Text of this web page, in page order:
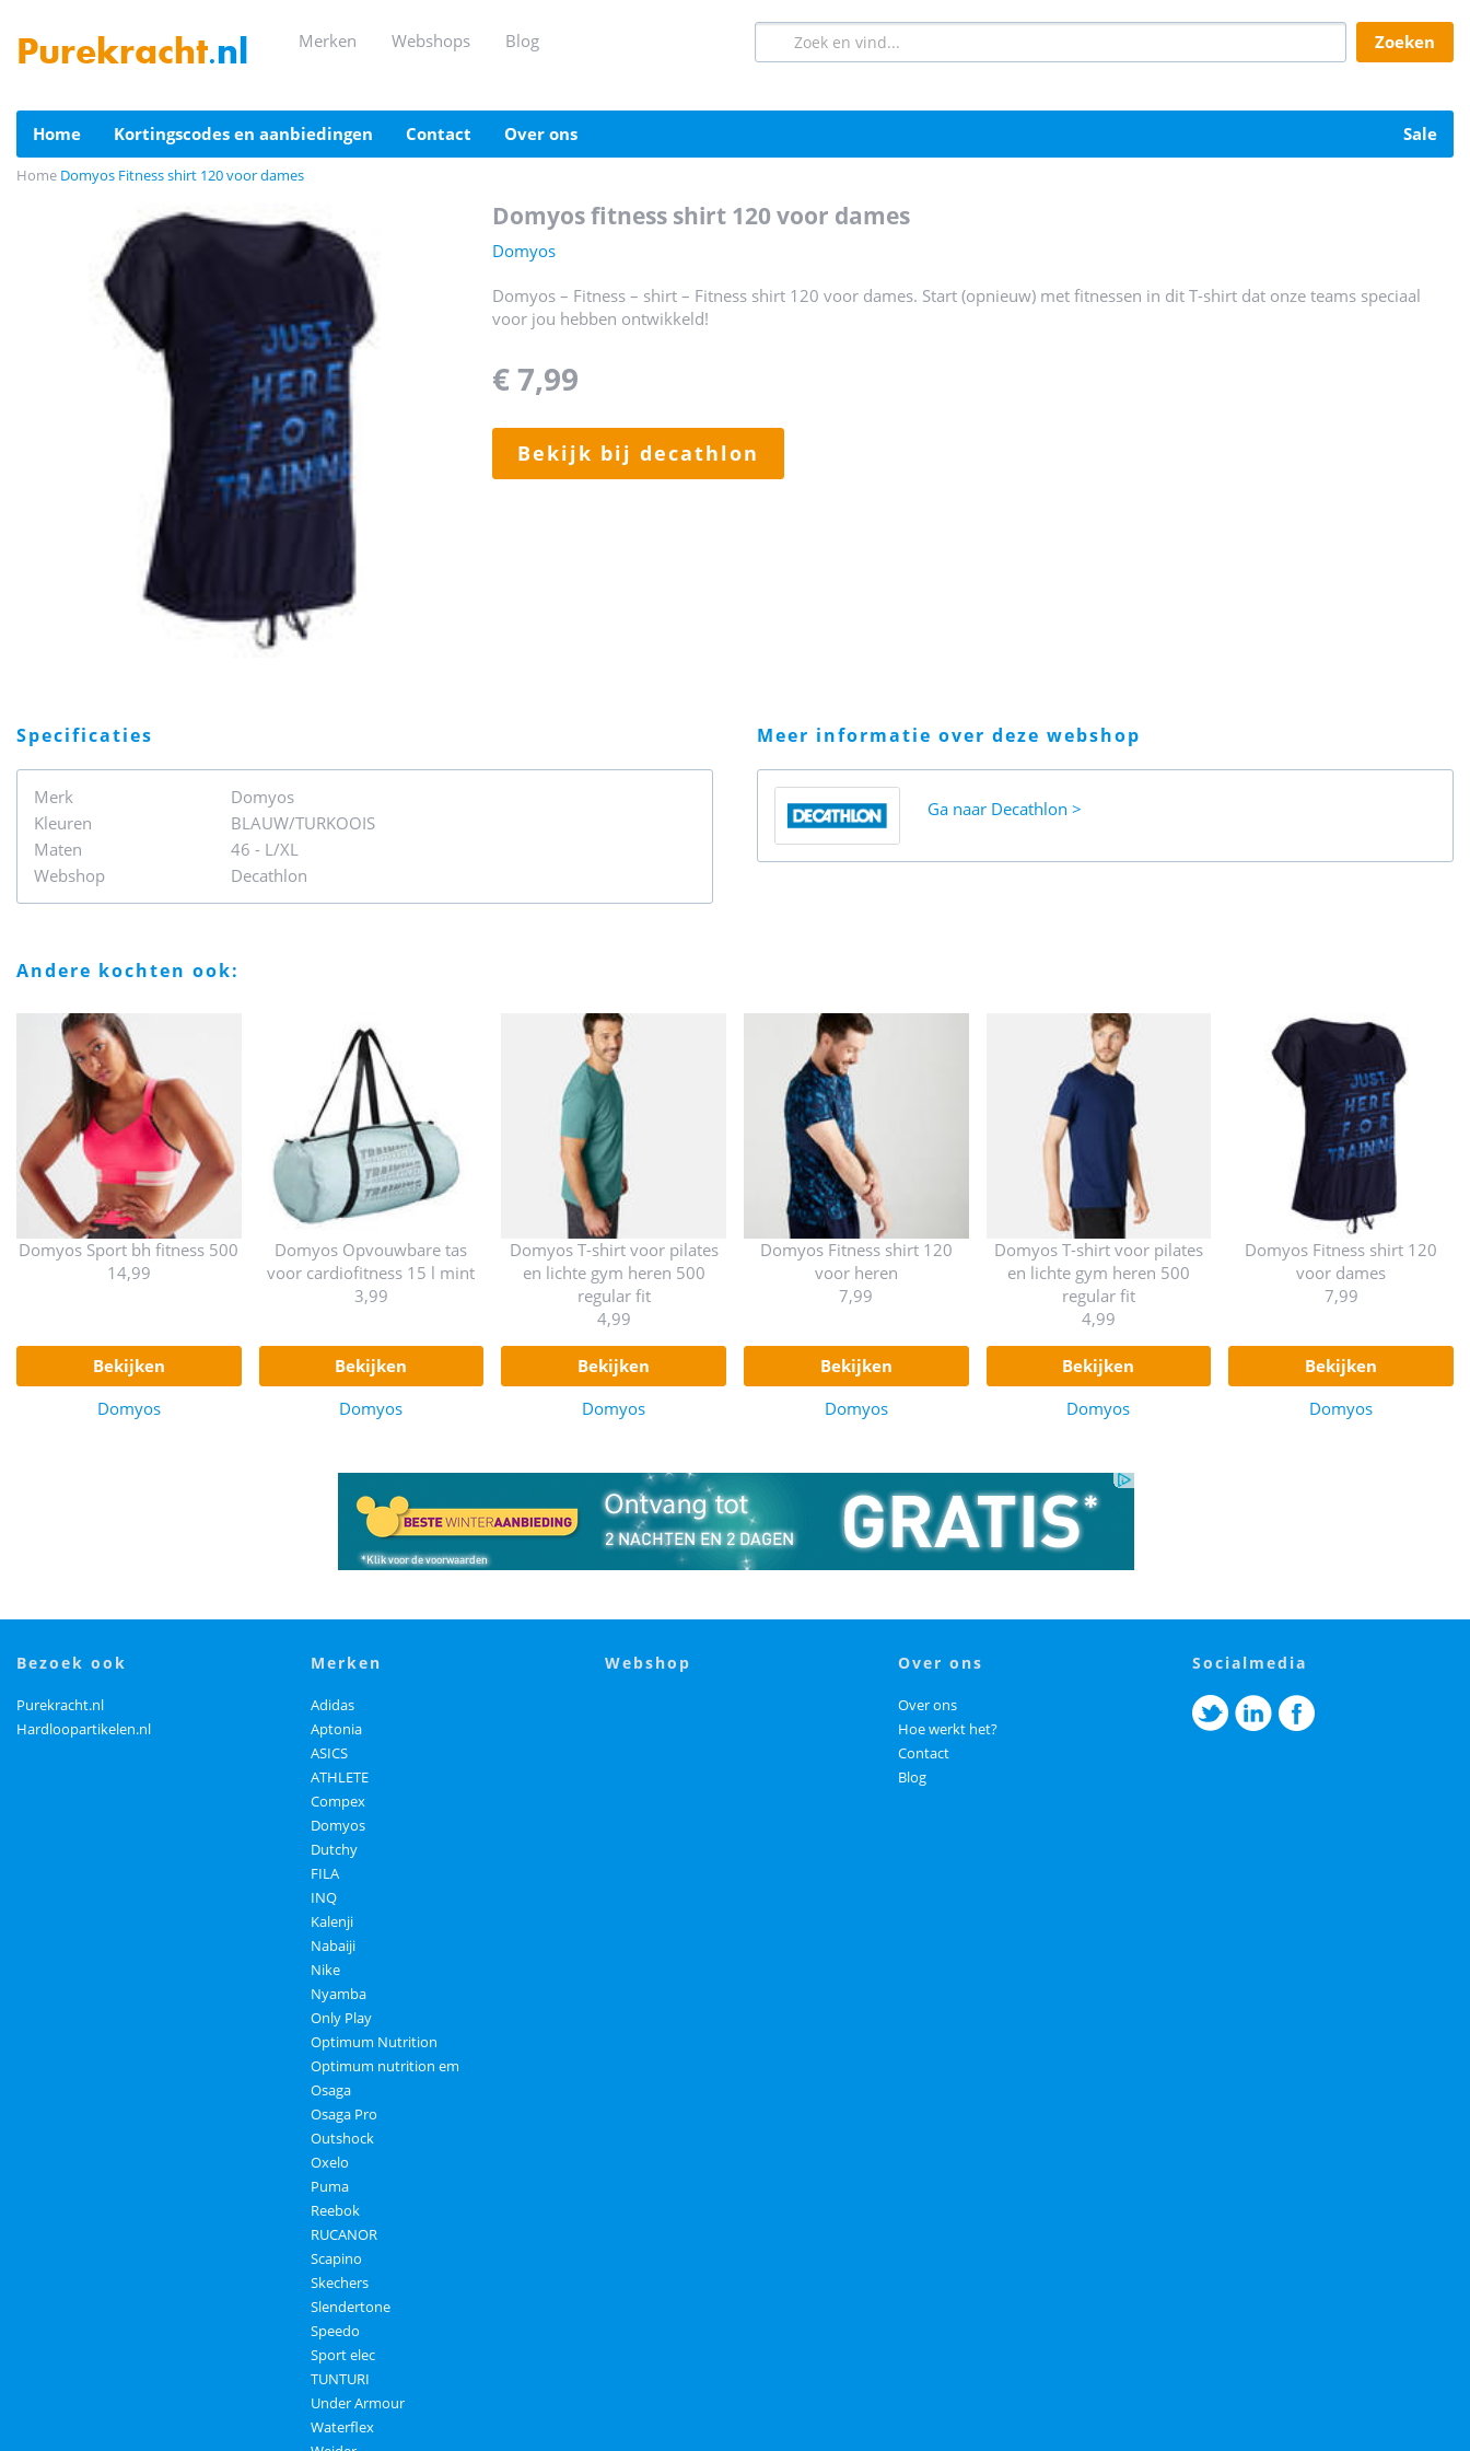
Purekracht.nl merken webshops blog zoeken
home kortingscodes en aanbiedingen contact over ons sale
Home Domyos Fitness shirt 120 voor dames
domyos fitness shirt 120 voor dames
Domyos
Domyos – Fitness – shirt – Fitness shirt 120 voor dames. Start (opnieuw) met fitnessen in dit T-shirt dat onze teams speciaal
voor jou hebben ontwikkeld!
€ 7,99
bekijk bij decathlon
specificaties
Merk
Domyos
Kleuren
BLAUW/TURKOOIS
Maten
46 - L/XL
Webshop
Decathlon
meer informatie over deze webshop
Ga naar Decathlon
andere kochten ook:
Domyos Sport bh fitness 500
14,99
bekijken
Domyos
Domyos Opvouwbare tas
voor cardiofitness 15 l mint
3,99
bekijken
Domyos
Domyos T-shirt voor pilates
en lichte gym heren 500
regular fit
4,99
bekijken
Domyos
Domyos Fitness shirt 120
voor heren
7,99
bekijken
Domyos
Domyos T-shirt voor pilates
en lichte gym heren 500
regular fit
4,99
bekijken
Domyos
Domyos Fitness shirt 120
voor dames
7,99
bekijken
Domyos
bezoek ook
Purekracht.nl
Hardloopartikelen.nl
merken
Adidas
Aptonia
ASICS
ATHLETE
Compex
Domyos
Dutchy
FILA
INQ
Kalenji
Nabaiji
Nike
Nyamba
Only Play
Optimum Nutrition
Optimum nutrition em
Osaga
Osaga Pro
Outshock
Oxelo
Puma
Reebok
RUCANOR
Scapino
Skechers
Slendertone
Speedo
Sport elec
TUNTURI
Under Armour
Waterflex
webshop over ons
Over ons
Hoe werkt het?
Contact
Blog
socialmedia